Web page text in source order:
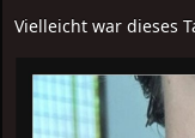
Vielleicht war dieses